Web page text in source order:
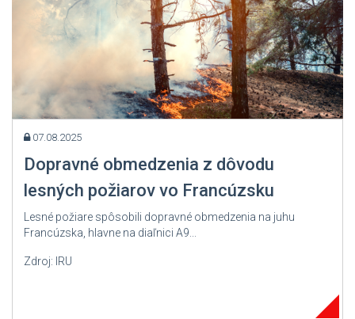
07.08.2025
Dopravné obmedzenia z dôvodu
lesných požiarov vo Francúzsku
Lesné požiare spôsobili dopravné obmedzenia na juhu
Francúzska, hlavne na diaľnici A9...
Zdroj: IRU